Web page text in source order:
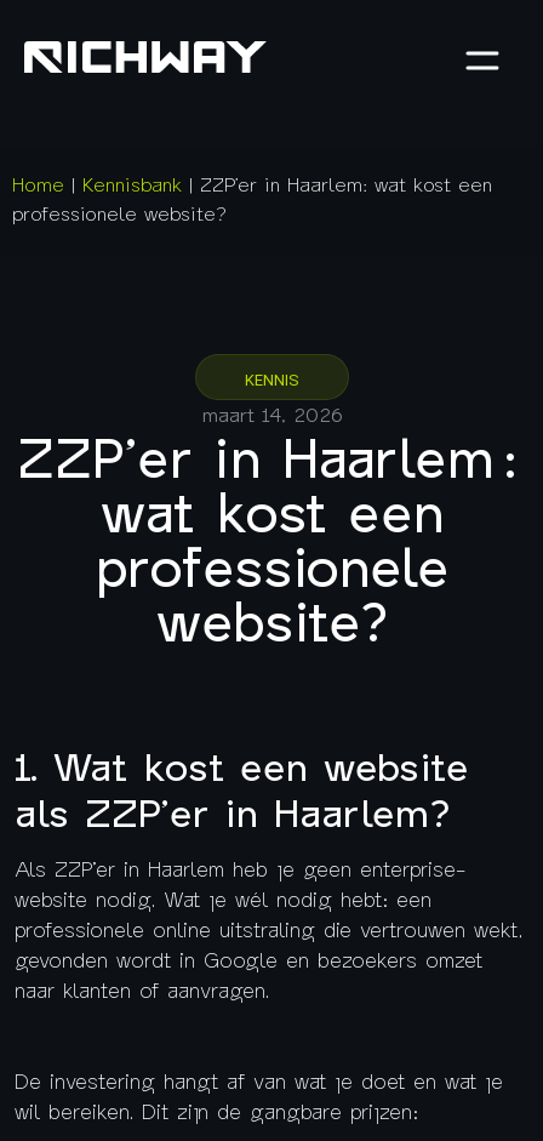
Home | Kennisbank | ZZP’er in Haarlem: wat kost een
professionele website?
KENNIS
maart 14, 2026
ZZP’er in Haarlem:
wat kost een
professionele
website?
1. Wat kost een website
als ZZP’er in Haarlem?
Als ZZP’er in Haarlem heb je geen enterprise-
website nodig. Wat je wél nodig hebt: een
professionele online uitstraling die vertrouwen wekt,
gevonden wordt in Google en bezoekers omzet
naar klanten of aanvragen.
De investering hangt af van wat je doet en wat je
wil bereiken. Dit zijn de gangbare prijzen: